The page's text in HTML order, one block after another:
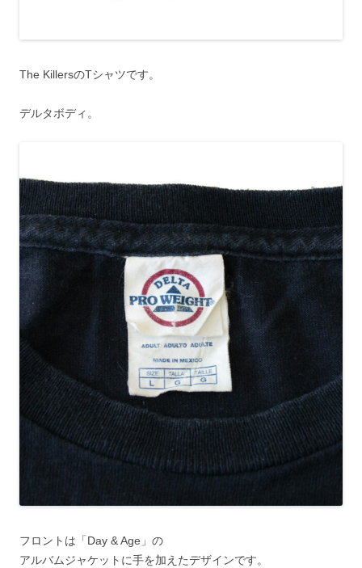
The KillersのTシャツです。
デルタボディ。
フロントは「Day & Age」の
アルバムジャケットに手を加えたデザインです。